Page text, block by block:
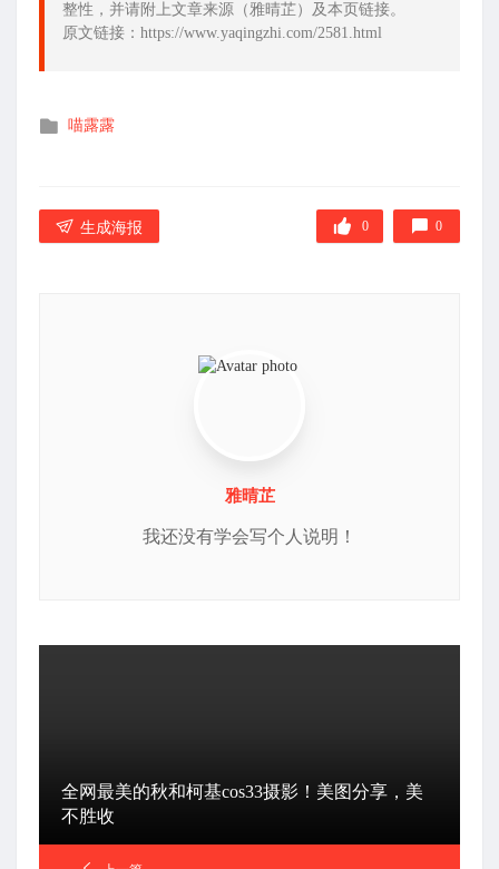
整性，并请附上文章来源（雅晴芷）及本页链接。
原文链接：https://www.yaqingzhi.com/2581.html
发
喵露露
生成海报 0 0
雅晴芷
我还没有学会写个人说明！
全网最美的秋和柯基cos33摄影！美图分享，美
不胜收